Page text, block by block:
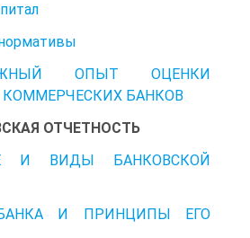
ОПЫТ ОЦЕНКИ
БАНКОВ
ОТЧЕТНОСТЬ
И ВИДЫ БАНКОВСКОЙ
И ПРИНЦИПЫ ЕГО